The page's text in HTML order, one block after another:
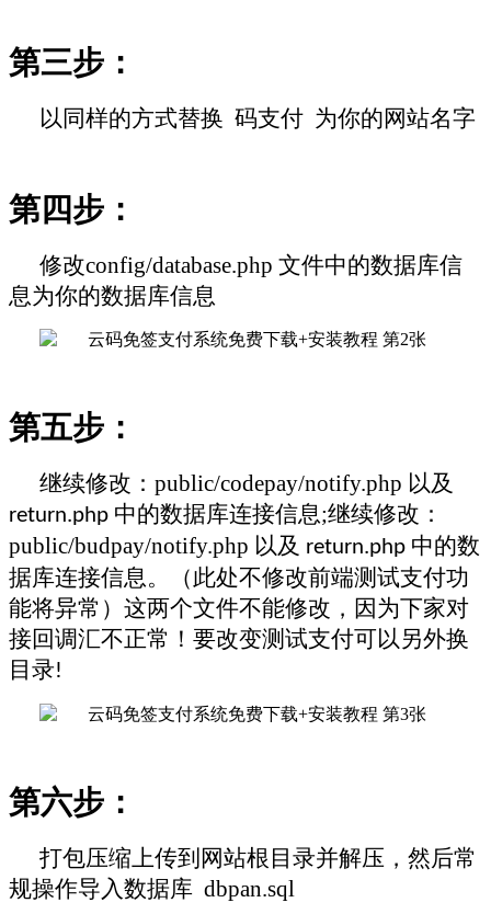
第三步：
以同样的方式替换 码支付 为你的网站名字
第四步：
修改config/database.php 文件中的数据库信
息为你的数据库信息
第五步：
继续修改： public/codepay/notify.php 以及
return.php 中的数据库连接信息;继续修改：
public/budpay/notify.php 以及 return.php 中的数
据库连接信息。（此处不修改前端测试支付功
能将异常）这两个文件不能修改，因为下家对
接回调汇不正常！要改变测试支付可以另外换
目录!
第六步：
打包压缩上传到网站根目录并解压，然后常
规操作导入数据库 dbpan.sql